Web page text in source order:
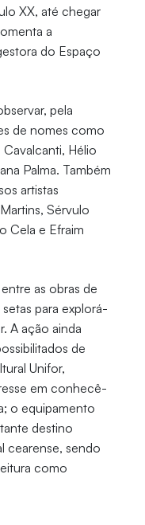
XX, até chegar
a
do Espaço
pela
de nomes como
Cavalcanti, Hélio
Palma. Também
artistas
Sérvulo
Cela e Efraim
as obras de
para explorá-
A ação ainda
de
Unifor,
em conhecê-
o equipamento
destino
cearense, sendo
como